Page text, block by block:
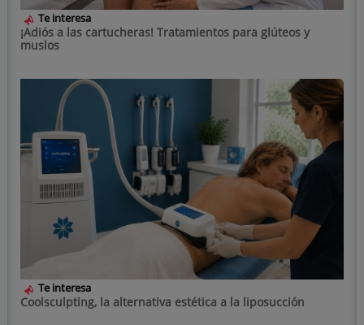
Te interesa
¡Adiós a las cartucheras! Tratamientos para glúteos y
muslos
Te interesa
Coolsculpting, la alternativa estética a la liposucción